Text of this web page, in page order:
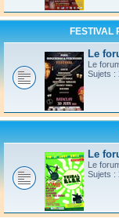
FESTIVAL
Le
Le
Sujets :
Le
Le
Sujets :